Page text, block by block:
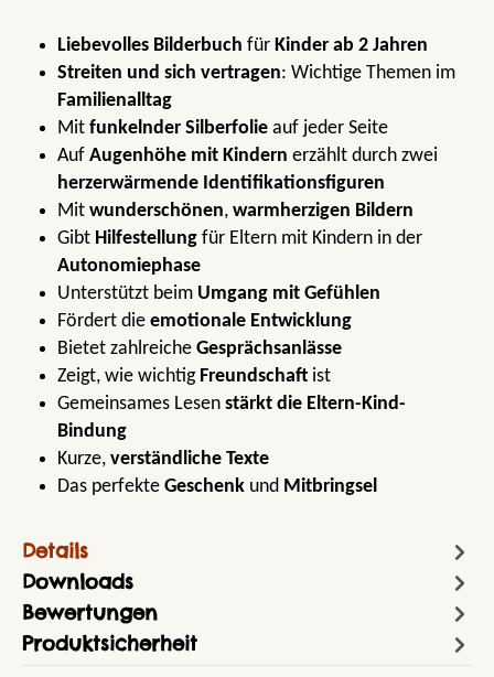
Liebevolles Bilderbuch für Kinder ab 2 Jahren
Streiten und sich vertragen: Wichtige Themen im
Familienalltag
Mit funkelnder Silberfolie auf jeder Seite
Auf Augenhöhe mit Kindern erzählt durch zwei
herzerwärmende Identifikationsfiguren
Mit wunderschönen, warmherzigen Bildern
Gibt Hilfestellung für Eltern mit Kindern in der
Autonomiephase
Unterstützt beim Umgang mit Gefühlen
Fördert die emotionale Entwicklung
Bietet zahlreiche Gesprächsanlässe
Zeigt, wie wichtig Freundschaft ist
Gemeinsames Lesen stärkt die Eltern-Kind-
Bindung
Kurze, verständliche Texte
Das perfekte Geschenk und Mitbringsel
Details
Downloads
Bewertungen
Produktsicherheit